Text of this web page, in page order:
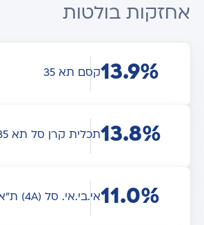
אחזקות בולטות
13.9%קסם תא 35
13.8%תכלית קרן סל תא 35
11.0%אי.בי.אי. סל (4A) ת"א-90